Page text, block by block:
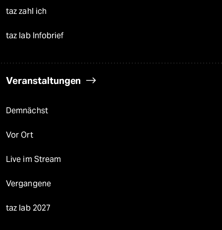
taz zahl ich
taz lab Infobrief
Veranstaltungen
Demnächst
Vor Ort
Live im Stream
Vergangene
taz lab 2027